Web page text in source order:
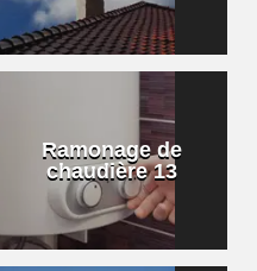
Ramonage de
chaudière 13